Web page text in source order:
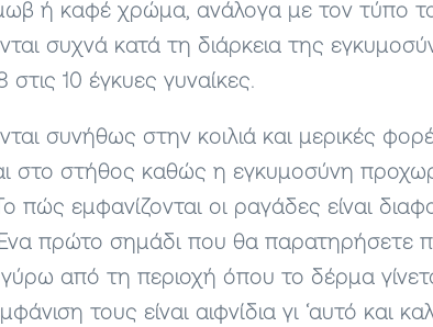
μωβ ή καφέ χρώμα, ανάλογα με τον τύπο
συχνά κατά τη διάρκεια της
στις 10 έγκυες γυναίκες.
συνήθως στην κοιλιά και μερικές
στο στήθος καθώς η εγκυμοσύνη
πώς εμφανίζονται οι ραγάδες είναι
πρώτο σημάδι που θα παρατηρήσετε
από τη περιοχή όπου το δέρμα
τους είναι αιφνίδια γι ‘αυτό και